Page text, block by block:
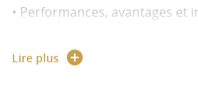
• Performances, avantages et
• OFDM en pratique : xDSL,
Lire plus